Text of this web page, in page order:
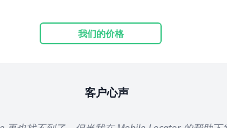
我们的价格
客户心声